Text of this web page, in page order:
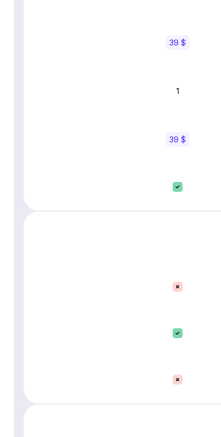
39 $
1
39 $